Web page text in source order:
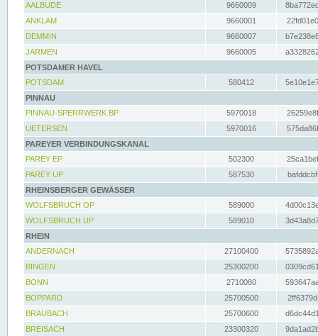
AALBUDE
9660009
ANKLAM
9660001
DEMMIN
9660007
JARMEN
9660005
POTSDAMER HAVEL
POTSDAM
580412
PINNAU
PINNAU-SPERRWERK BP
5970018
UETERSEN
5970016
PAREYER VERBINDUNGSKANAL
PAREY EP
502300
PAREY UP
587530
RHEINSBERGER GEWÄSSER
WOLFSBRUCH OP
589000
WOLFSBRUCH UP
589010
RHEIN
ANDERNACH
27100400
BINGEN
25300200
BONN
2710080
BOPPARD
25700500
BRAUBACH
25700600
BREISACH
23300320